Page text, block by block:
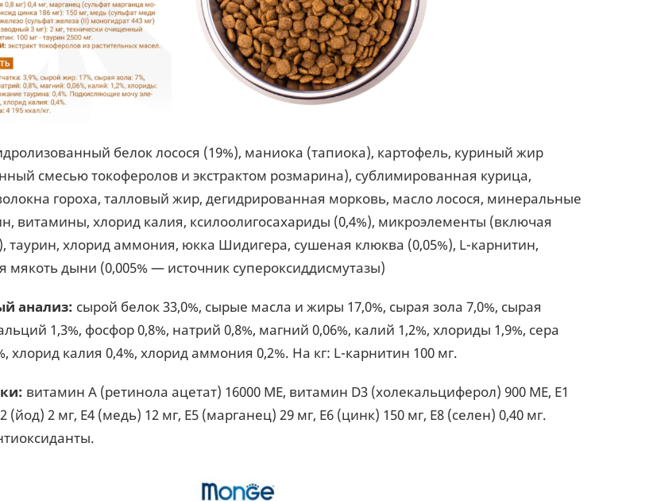
белок лосося (19%), маниока (тапиока), картофель, куриный жир
смесью токоферолов и экстрактом розмарина), сублимированная курица,
гороха, талловый жир, дегидрированная морковь, масло лосося, минеральные
витамины, хлорид калия, ксилоолигосахариды (0,4%), микроэлементы (включая
хлорид аммония, юкка Шидигера, сушеная клюква (0,05%), L-карнитин,
мякоть дыни (0,005% — источник супероксиддисмутазы)
анализ: сырой белок 33,0%, сырые масла и жиры 17,0%, сырая зола 7,0%, сырая
1,3%, фосфор 0,8%, натрий 0,8%, магний 0,06%, калий 1,2%, хлориды 1,9%, сера
хлорид калия 0,4%, хлорид аммония 0,2%. На кг: L-карнитин 100 мг.
витамин А (ретинола ацетат) 16000 МЕ, витамин D3 (холекальциферол) 900 МЕ, Е1
(йод) 2 мг, Е4 (медь) 12 мг, Е5 (марганец) 29 мг, Е6 (цинк) 150 мг, Е8 (селен) 0,40 мг.